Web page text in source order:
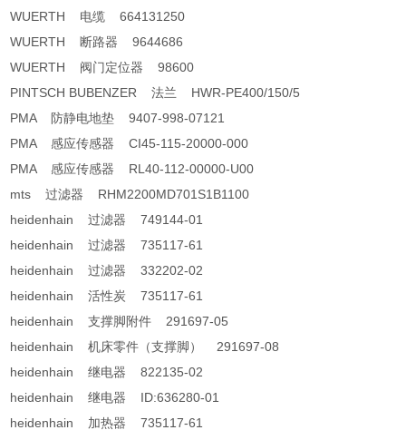
WUERTH 电缆 664131250
WUERTH 断路器 9644686
WUERTH 阀门定位器 98600
PINTSCH BUBENZER 法兰 HWR-PE400/150/5
PMA 防静电地垫 9407-998-07121
PMA 感应传感器 CI45-115-20000-000
PMA 感应传感器 RL40-112-00000-U00
mts 过滤器 RHM2200MD701S1B1100
heidenhain 过滤器 749144-01
heidenhain 过滤器 735117-61
heidenhain 过滤器 332202-02
heidenhain 活性炭 735117-61
heidenhain 支撑脚附件 291697-05
heidenhain 机床零件（支撑脚） 291697-08
heidenhain 继电器 822135-02
heidenhain 继电器 ID:636280-01
heidenhain 加热器 735117-61